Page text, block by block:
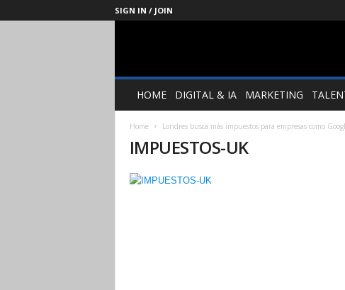
SIGN IN / JOIN
Management
SocietyHOME DIGITAL & IA MARKETING
Home Londres busca más impuestos para empresas como
IMPUESTOS-UK